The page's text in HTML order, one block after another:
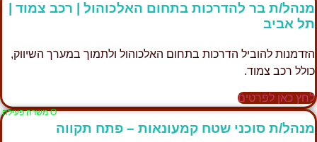
מנהל/ת בר להדרכות בתחום האלכוהול | רכב צמוד |
תל אביב
הזדמנות להוביל הדרכות בתחום האלכוהול ולתמוך במערך השיווק,
כולל רכב צמוד.
לחץ כאן לפרטים
Ο משרה פעילה
מנהל/ת סוכני שטח קמעונאות – פתח תקווה